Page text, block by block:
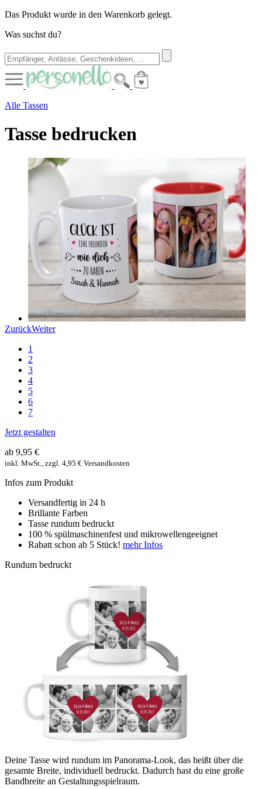
Das Produkt wurde in den Warenkorb gelegt.
Was suchst du?
Alle Tassen
Tasse bedrucken
ZurückWeiter
1
2
3
4
5
6
7
Jetzt gestalten
ab 9,95 €
inkl. MwSt., zzgl. 4,95 € Versandkosten
Infos zum Produkt
Versandfertig in 24 h
Brillante Farben
Tasse rundum bedruckt
100 % spülmaschinenfest und mikrowellengeeignet
Rabatt schon ab 5 Stück! mehr Infos
Rundum bedruckt
Deine Tasse wird rundum im Panorama-Look, das heißt über die
gesamte Breite, individuell bedruckt. Dadurch hast du eine große
Bandbreite an Gestaltungsspielraum.